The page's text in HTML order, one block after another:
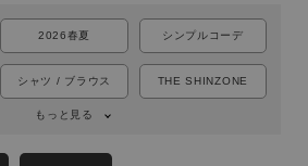
2026春夏 シンプルコーデ
シャツ / ブラウス THE SHINZONE
もっと見る